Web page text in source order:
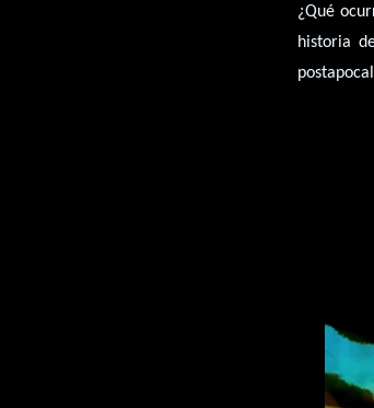
¿Qué
historia